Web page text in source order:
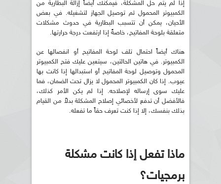
إذا لم يتم حل المشكلة، فيمكنك أيضاً إزالة البطارية من
الكمبيوتر المحمول ثم توصيل الجهاز لتشغيله. في بعض
الأحيان، يمكن أن تتسبب البطارية في حدوث مشكلات
متعلقة بلوحة المفاتيح، خاصةً إذا ارتفعت درجة حرارتها.
هناك أيضاً احتمال تلف لوحة المفاتيح أو انفصالها عن
الكمبيوتر. في هاتين الحالتين، سيتعين عليك فتح الكمبيوتر
المحمول وتوصيل لوحة المفاتيح أو استبدالها إذا كانت بها
عيوب. إذا كان الكمبيوتر المحمول لا يزال تحت الضمان، فما
عليك سوى إرساله لإصلاحه. إذا لم يكن الأمر كذلك،
فالأفضل أن تدفع لأخصائي إصلاح المشكلة بدلاً من القيام
بذلك بنفسك، إلا إذا كنت تعرف حقاً ما تفعله.
ماذا تفعل إذا كانت مشكلة
برمجيات؟